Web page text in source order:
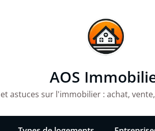
AOS
astuces sur l'immobilier : achat,